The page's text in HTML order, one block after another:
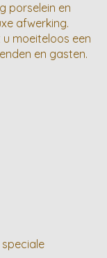
porselein en
afwerking.
moeiteloos een
en gasten.